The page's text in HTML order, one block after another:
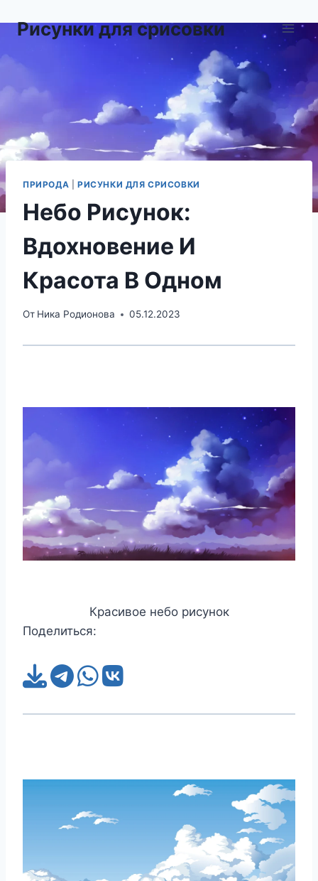
Рисунки для срисовки
ПРИРОДА РИСУНКИ ДЛЯ СРИСОВКИ
Небо Рисунок:
Вдохновение И
Красота В Одном
От Ника Родионова 05.12.2023
Красивое небо рисунок
Поделиться: